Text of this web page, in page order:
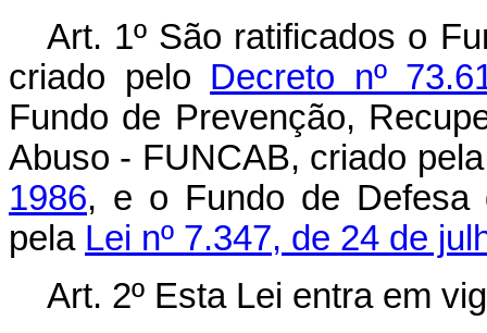
Art. 1º São ratificados o
criado pelo Decreto nº
Fundo de Prevenção,
Abuso - FUNCAB, criado
1986, e o Fundo de Defesa
pela Lei nº 7.347, de 24 de
Art. 2º Esta Lei entra em